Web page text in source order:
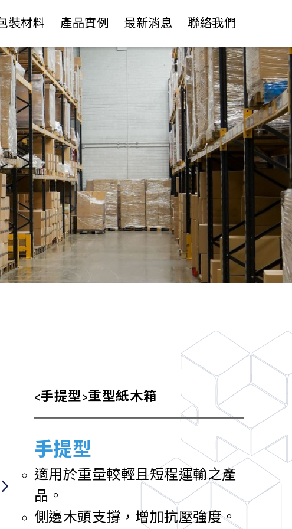
裝材料 產品實例 最新消息 聯絡我們
<手提型>重型紙木箱
手提型
適用於重量較輕且短程運輸之產
品。
側邊木頭支撐，增加抗壓強度。